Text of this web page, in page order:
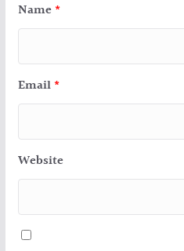
Name *
Email *
Website